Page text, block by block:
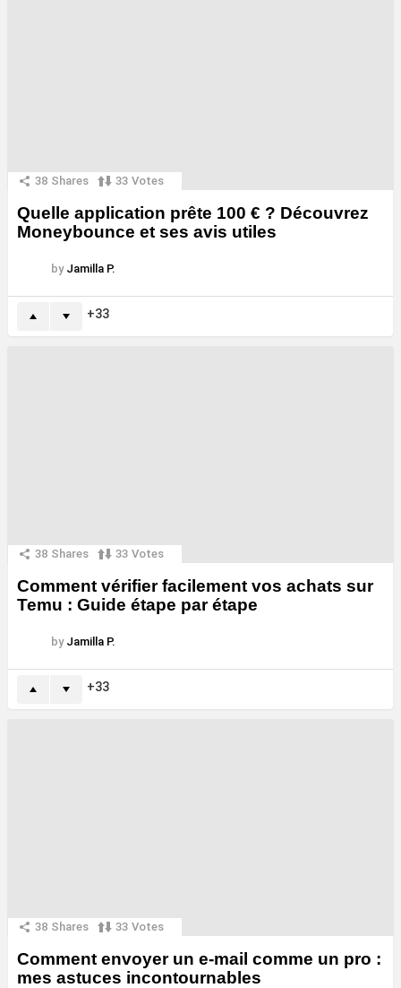
38 Shares 33 Votes
Quelle application prête 100 € ? Découvrez
Moneybounce et ses avis utiles
by Jamilla P.
33
38 Shares 33 Votes
Comment vérifier facilement vos achats sur
Temu : Guide étape par étape
by Jamilla P.
33
38 Shares 33 Votes
Comment envoyer un e-mail comme un pro :
mes astuces incontournables